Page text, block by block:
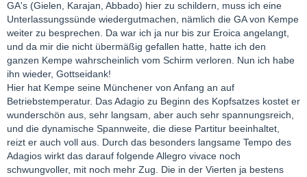
GA's (Gielen, Karajan, Abbado) hier zu schildern, muss ich eine
Unterlassungssünde wiedergutmachen, nämlich die GA von Kempe
weiter zu besprechen. Da war ich ja nur bis zur Eroica angelangt,
und da mir die nicht übermäßig gefallen hatte, hatte ich den
ganzen Kempe wahrscheinlich vom Schirm verloren. Nun ich habe
ihn wieder, Gottseidank!
Hier hat Kempe seine Münchener von Anfang an auf
Betriebstemperatur. Das Adagio zu Beginn des Kopfsatzes kostet er
wunderschön aus, sehr langsam, aber auch sehr spannungsreich,
und die dynamische Spannweite, die diese Partitur beeinhaltet,
reizt er auch voll aus. Durch das besonders langsame Tempo des
Adagios wirkt das darauf folgende Allegro vivace noch
schwungvoller, mit noch mehr Zug. Die in der Vierten ja bestens